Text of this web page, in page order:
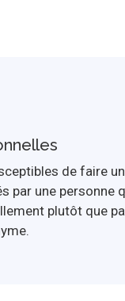
de faire
par une personne
plutôt que